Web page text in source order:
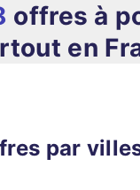
offres à
en
par